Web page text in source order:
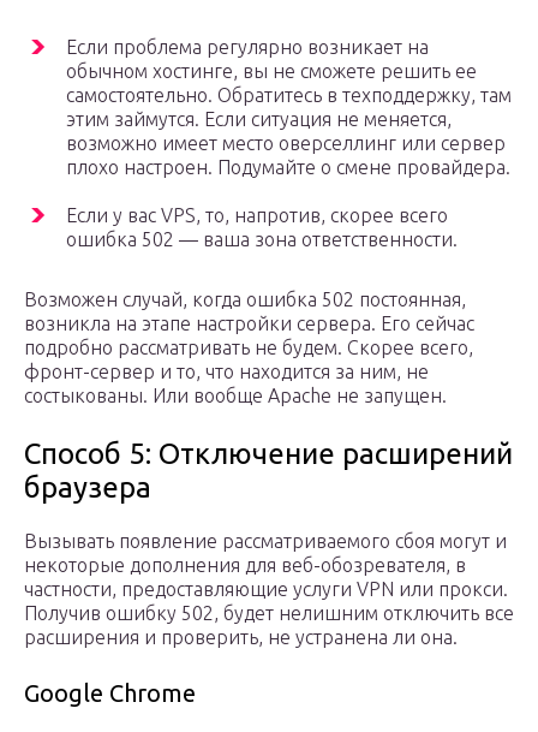
Если проблема регулярно возникает на
обычном хостинге, вы не сможете решить ее
самостоятельно. Обратитесь в техподдержку, там
этим займутся. Если ситуация не меняется,
возможно имеет место оверселлинг или сервер
плохо настроен. Подумайте о смене провайдера.
Если у вас VPS, то, напротив, скорее всего
ошибка 502 — ваша зона ответственности.
Возможен случай, когда ошибка 502 постоянная,
возникла на этапе настройки сервера. Его сейчас
подробно рассматривать не будем. Скорее всего,
фронт-сервер и то, что находится за ним, не
состыкованы. Или вообще Apache не запущен.
Способ 5: Отключение расширений
браузера
Вызывать появление рассматриваемого сбоя могут и
некоторые дополнения для веб-обозревателя, в
частности, предоставляющие услуги VPN или прокси.
Получив ошибку 502, будет нелишним отключить все
расширения и проверить, не устранена ли она.
Google Chrome